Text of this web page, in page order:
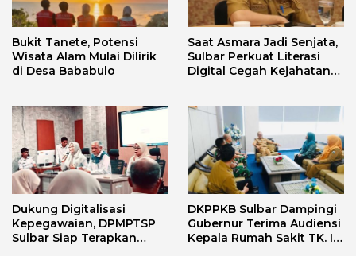
Bukit Tanete, Potensi
Wisata Alam Mulai Dilirik
di Desa Bababulo
Saat Asmara Jadi Senjata,
Sulbar Perkuat Literasi
Digital Cegah Kejahatan
Dukung Digitalisasi
Kepegawaian, DPMPTSP
Sulbar Siap Terapkan
DKPPKB Sulbar Dampingi
Gubernur Terima Audiensi
Kepala Rumah Sakit TK. III